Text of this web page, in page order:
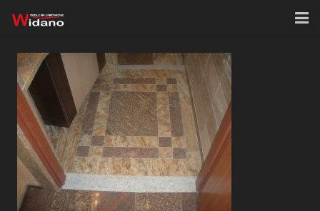
Strona główna
O firmie
Oferta
Realizacje
Kontakt